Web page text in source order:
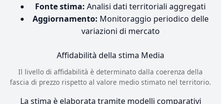
Fonte stima: Analisi dati territoriali aggregati
Aggiornamento: Monitoraggio periodico delle
variazioni di mercato
Affidabilità della stima Media
Il livello di affidabilità è determinato dalla coerenza della
fascia di prezzo rispetto al valore medio stimato nel territorio.
La stima è elaborata tramite modelli comparativi